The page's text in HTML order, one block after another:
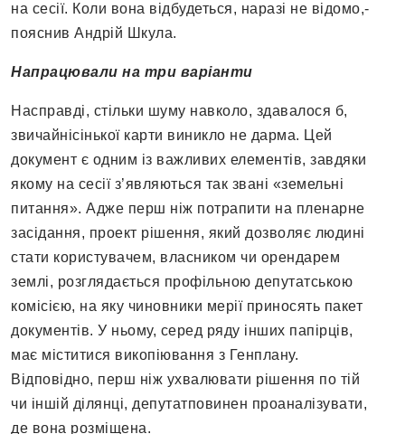
на сесії. Коли вона відбудеться, наразі не відомо,-
пояснив Андрій Шкула.
Напрацювали на три варіанти
Насправді, стільки шуму навколо, здавалося б,
звичайнісінької карти виникло не дарма. Цей
документ є одним із важливих елементів, завдяки
якому на сесії з’являються так звані «земельні
питання». Адже перш ніж потрапити на пленарне
засідання, проект рішення, який дозволяє людині
стати користувачем, власником чи орендарем
землі, розглядається профільною депутатською
комісією, на яку чиновники мерії приносять пакет
документів. У ньому, серед ряду інших папірців,
має міститися викопіювання з Генплану.
Відповідно, перш ніж ухвалювати рішення по тій
чи іншій ділянці, депутатповинен проаналізувати,
де вона розміщена.